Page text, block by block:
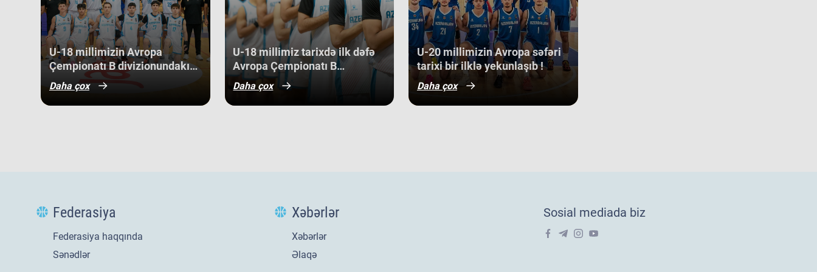
gənc basketbolçularımız üçün həm böyük beynəlxalq təcrübə, həm də gələcək turnirlərdə daha
böyük uğurlar qazanmaq üçün möhkəm bir bünövrə deməkdir.
medallarına sahib çıxıb. Digər rəqibimiz İrlandiya komandası pley-
off mərhələsini uğurla keçərək yarışın 5-cisi olub. Şimali
Makedoniya yığması isə ilk onluqda qərarlaşaraq çempionatı 9-
cu sırada bitirib. Millimiz çempionat boyu göstərdiyi əzmkar oyun
sayəsində ümumi sıralamada düz 10 ölkəni geridə qoymağı
bacarıb. Basketbolçularımız turnir cədvəlində Niderland, İsveçrə,
Albaniya və Kosovo kimi komandaları üstəliyə bilib. ​Belə bir
U-18 millimizin Avropa
Çempionatı B divizionundakı
oyunları yekunlaşıb.
Daha çox
U-18 millimiz tarixdə ilk dəfə
Avropa Çempionatı B
divizionunun qrup mərhələsində
qələbə qazanıb.
Daha çox
​U-20 millimizin Avropa səfəri
tarixi bir ilklə yekunlaşıb !
Daha çox
sonuncu oyununu keçirib. Millimiz 15-16-cı yerlər uğrunda
görüşdə İslandiya seçməsinə 73:91 hesabı ilə məğlub olub və
Daha çox
Federasiya
Federasiya haqqında
Sənədlər
Xəbərlər
Xəbərlər
Əlaqə
Sosial mediada biz